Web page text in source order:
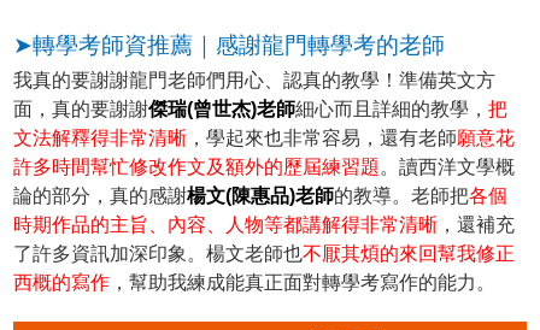
➤轉學考師資推薦｜感謝龍門轉學考的老師
我真的要謝謝龍門老師們用心、認真的教學！準備英文方
面，真的要謝謝傑瑞(曾世杰)老師細心而且詳細的教學，把
文法解釋得非常清晰 ，學起來也非常容易，還有老師願意花
許多時間幫忙修改作文及額外的歷屆練習題 。讀西洋文學概
論的部分，真的感謝楊文(陳惠品)老師的教導。老師把各個
時期作品的主旨、內容、人物等都講解得非常清晰 ，還補充
了許多資訊加深印象。楊文老師也不厭其煩的來回幫我修正
西概的寫作 ，幫助我練成能真正面對轉學考寫作的能力。